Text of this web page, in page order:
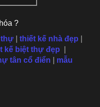
?
thự |thiết kế nhà đẹp
kế biệt thự đẹp
tân cổ điển
mẫu